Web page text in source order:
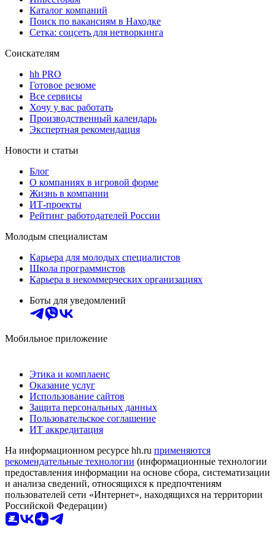
Каталог компаний
Поиск по вакансиям в Находке
Сетка: соцсеть для нетворкинга
Соискателям
hh PRO
Готовое резюме
Все сервисы
Хочу у вас работать
Производственный календарь
Экспертная рекомендация
Новости и статьи
Блог
О компаниях в игровой форме
Жизнь в компании
ИТ-проекты
Рейтинг работодателей России
Молодым специалистам
Карьера для молодых специалистов
Школа программистов
Карьера в некоммерческих организациях
Боты для уведомлений
Мобильное приложение
Этика и комплаенс
Оказание услуг
Использование сайтов
Защита персональных данных
Пользовательское соглашение
ИТ аккредитация
На информационном ресурсе hh.ru применяются
рекомендательные технологии (информационные технологии
предоставления информации на основе сбора, систематизации
и анализа сведений, относящихся к предпочтениям
пользователей сети «Интернет», находящихся на территории
Российской Федерации)